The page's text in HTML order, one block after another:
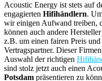
Acoustic Energy ist stets auf
engagierten Hifihändlern.
wir einigen Aufwand treiben,
können auch andere
z.B. um einen fairen Preis
Vertragspartner. Dieser
Auswahl der richtigen
sind stolz jetzt auch einen
Potsdam präsentieren zu